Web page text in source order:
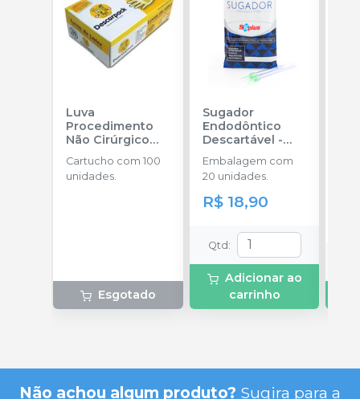
Luva
Procedimento
Não Cirúrgico
com Pó
DESCARPACK
Cartucho com 100
unidades.
Esgotado
Sugador
Endodôntico
Descartável -
SSPLUS
Embalagem com
20 unidades.
R$ 18,90
Qtd :
Adicionar ao
carrinho
Não achou algum produto? Sugira para a